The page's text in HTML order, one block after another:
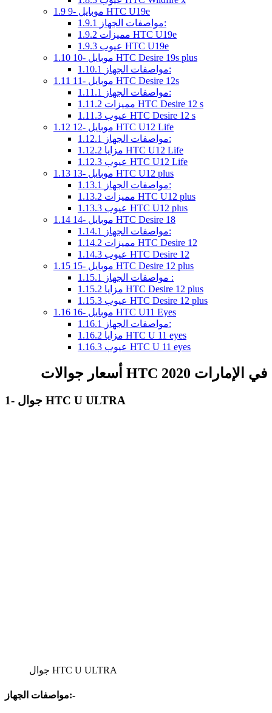
1.9
9- موبايل HTC U19e
1.9.1
مواصفات الجهاز:
1.9.2
مميزات HTC U19e
1.9.3
عيوب HTC U19e
1.10
10- موبايل HTC Desire 19s plus
1.10.1
مواصفات الجهاز:
1.11
11- موبايل HTC Desire 12s
1.11.1
مواصفات الجهاز:
1.11.2
مميزات HTC Desire 12 s
1.11.3
عيوب HTC Desire 12 s
1.12
12- موبايل HTC U12 Life
1.12.1
مواصفات الجهاز:
1.12.2
مزايا HTC U12 Life
1.12.3
عيوب HTC U12 Life
1.13
13- موبايل HTC U12 plus
1.13.1
مواصفات الجهاز:
1.13.2
مميزات HTC U12 plus
1.13.3
عيوب HTC U12 plus
1.14
14- موبايل HTC Desire 18
1.14.1
مواصفات الجهاز:
1.14.2
مميزات HTC Desire 12
1.14.3
عيوب HTC Desire 12
1.15
15- موبايل HTC Desire 12 plus
1.15.1
مواصفات الجهاز :
1.15.2
مزايا HTC Desire 12 plus
1.15.3
عيوب HTC Desire 12 plus
1.16
16- موبايل HTC U11 Eyes
1.16.1
مواصفات الجهاز:
1.16.2
مزايا HTC U 11 eyes
1.16.3
عيوب HTC U 11 eyes
أسعار جوالات HTC في الإمارات 2020
1- جوال HTC U ULTRA
جوال HTC U ULTRA
مواصفات الجهاز:-